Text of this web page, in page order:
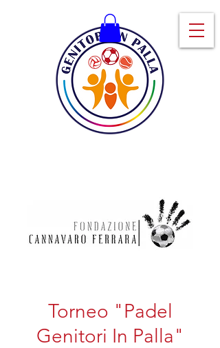
Torneo "Padel
Genitori In Palla"